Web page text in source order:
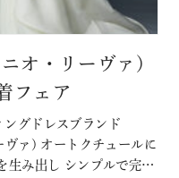
オ・リーヴァ)
フェア
グドレスブランド
ァ) オートクチュールに
生み出し シンプルで完璧